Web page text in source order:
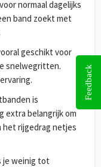
normaal dagelijks
band zoekt met
geschikt voor
snelwegritten.
is
extra belangrijk om
rijgedrag netjes
je weinig tot
Feedback